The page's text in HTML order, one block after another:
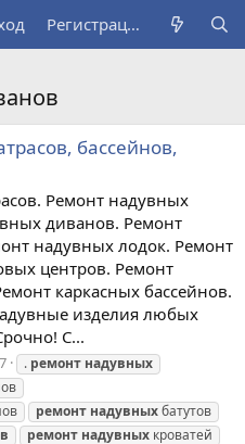
Регистрация
бассейнов,
Ремонт надувных
диванов. Ремонт
надувных лодок. Ремонт
центров. Ремонт
каркасных бассейнов.
изделия любых
С...
. ремонт надувных
ремонт надувныхбатутов
ремонт надувных кроватей